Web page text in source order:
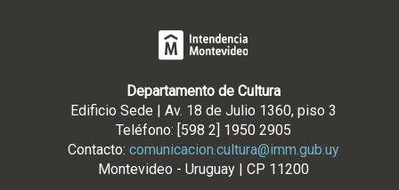
Departamento de Cultura
Edificio Sede | Av. 18 de Julio 1360, piso 3
Teléfono: [598 2] 1950 2905
Contacto: comunicacion.cultura@imm.gub.uy
Montevideo - Uruguay | CP 11200